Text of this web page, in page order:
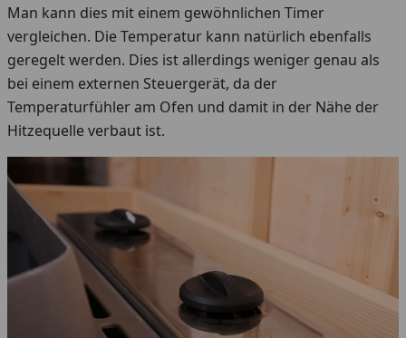
Man kann dies mit einem gewöhnlichen Timer
vergleichen. Die Temperatur kann natürlich ebenfalls
geregelt werden. Dies ist allerdings weniger genau als
bei einem externen Steuergerät, da der
Temperaturfühler am Ofen und damit in der Nähe der
Hitzequelle verbaut ist.